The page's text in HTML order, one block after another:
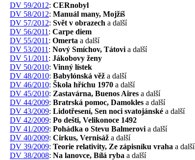
DV 59/2012: CERnobyl
DV 58/2012: Manuál many, Mojžíš
DV 57/2012: Svět v obrazech a další
DV 56/2011 : Carpe diem
DV 55/2011 : Omerta a další
DV 53/2011 : Nový Smíchov, Tátovi a další
DV 51/2011 : Jákobovy ženy
DV 50/2010: Vinný lístek
DV 48/2010: Babylónská věž a další
DV 46/2010: Škola hříchu 1970 a další
DV 45/2010: Zastavárna, Buenos Aires a další
DV 44/2009: Bratrská pomoc, Damokles a další
DV 43/2009: Lidotřesení, Sen noci svatojánské a další
DV 42/2009: Po dešti, Velikonoce 1492
DV 41/2009: Pohádka o Stevu Balmerovi a další
DV 40/2009: Cirkus, Vernisáž a další
DV 39/2009: Teorie relativity, Ze zápisníku vraha a další
DV 38/2008: Na lanovce, Bílá ryba a další